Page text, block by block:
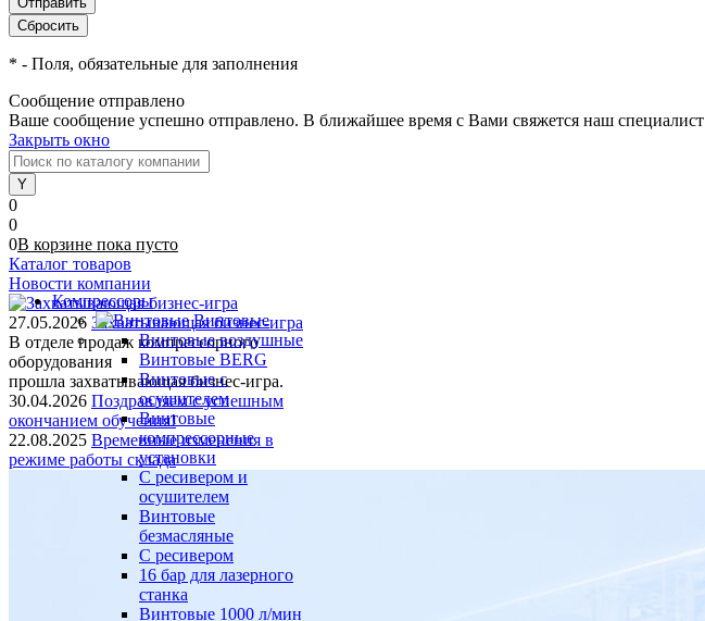
* - Поля, обязательные для заполнения
Сообщение отправлено
Ваше сообщение успешно отправлено. В ближайшее время с Вами свяжется наш специалист
Закрыть окно
0
0
0В корзине пока пусто
Каталог товаров
Компрессоры
Винтовые
Винтовые воздушные
Винтовые BERG
Винтовые с
осушителем
Винтовые
компрессорные
установки
C ресивером и
осушителем
Винтовые
безмасляные
C ресивером
16 бар для лазерного
станка
Винтовые 1000 л/мин
Новости компании
27.05.2026 Захватывающая бизнес-игра
В отделе продаж компрессорного
оборудования
прошла захватывающая бизнес-игра.
30.04.2026 Поздравляем с успешным
окончанием обучения!
22.08.2025 Временные изменения в
режиме работы склада